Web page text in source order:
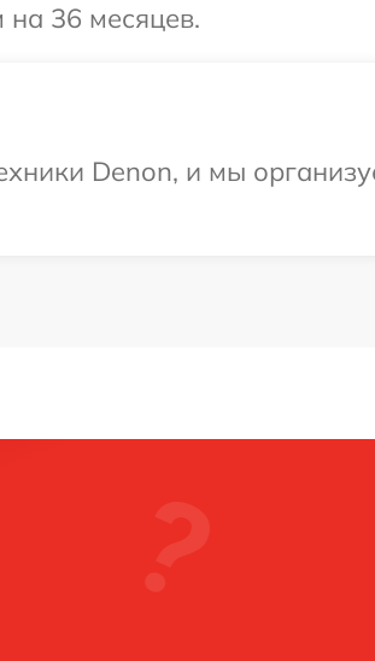
на 36 месяцев.
Denon, и мы